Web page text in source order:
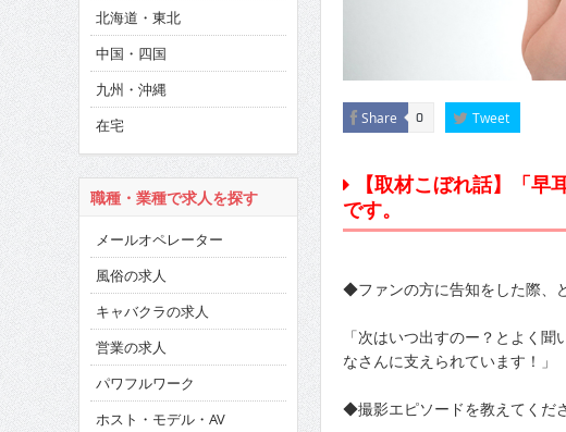
Share 0 Tweet
【取材こぼれ話】「
です。
◆ファンの方に告知をした際、
「次はいつ出すのー？とよく
なさんに支えられています！」
◆撮影エピソードを教えてくださ
北海道・東北
中国・四国
九州・沖縄
在宅
職種・業種で求人を探す
メールオペレーター
風俗の求人
キャバクラの求人
営業の求人
パワフルワーク
ホスト・モデル・AV